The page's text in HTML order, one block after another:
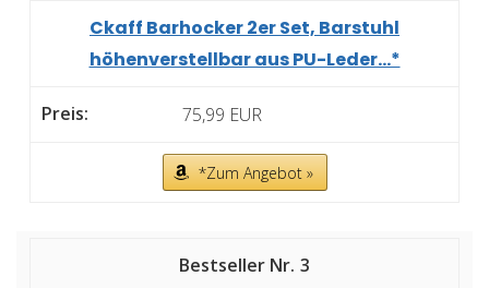
Ckaff Barhocker 2er Set, Barstuhl
höhenverstellbar aus PU-Leder...*
75,99 EUR
*Zum Angebot »
3